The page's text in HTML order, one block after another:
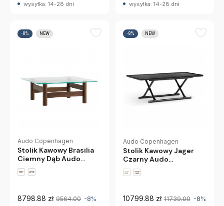
wysyłka: 14-28 dni wysyłka: 14-28 dni
-8% NEW
Audo Copenhagen
Stolik Kawowy Brasilia
Ciemny Dąb Audo
Copenhagen
8798.88 zł 9564.00 -8%
-8% NEW
Audo Copenhagen
Stolik Kawowy Jager
Czarny Audo
Copenhagen
10799.88 zł 11739.00 -8%